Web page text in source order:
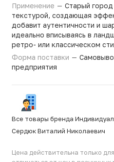
Применение — Старый город
текстурой, создающая
добавит аутентичности и
идеально вписываясь в
ретро- или классическом
Форма поставки —
предприятия
Все товары бренда
Сердюк Виталий Николаевич
Цена действительна только